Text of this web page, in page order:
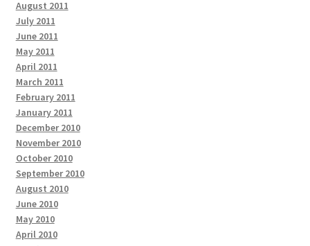
August 2011
July 2011
June 2011
May 2011
April 2011
March 2011
February 2011
January 2011
December 2010
November 2010
October 2010
September 2010
August 2010
June 2010
May 2010
April 2010